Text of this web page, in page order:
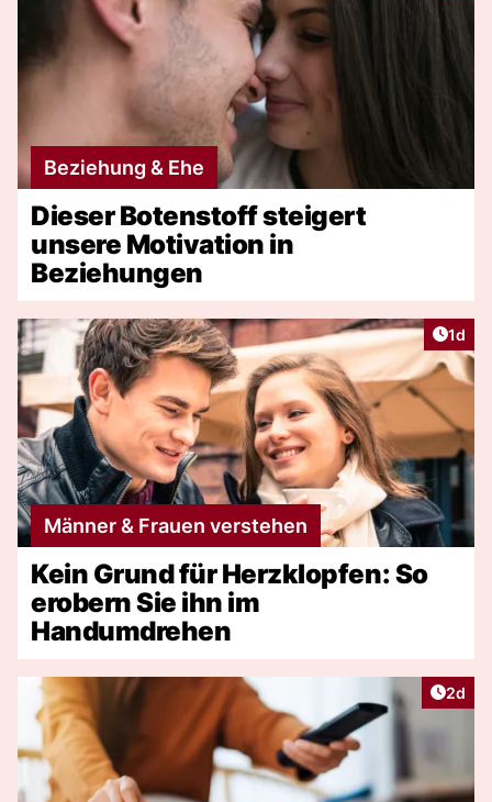
Beziehung & Ehe
Dieser Botenstoff steigert
unsere Motivation in
Beziehungen
1d
Männer & Frauen verstehen
Kein Grund für Herzklopfen: So
erobern Sie ihn im
Handumdrehen
2d